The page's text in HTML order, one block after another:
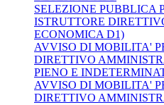
SELEZIONE PUBBLICA
ISTRUTTORE
ECONOMICA D1)
AVVISO DI MOBILITA'
DIRETTIVO
PIENO E
AVVISO DI MOBILITA'
DIRETTIVO